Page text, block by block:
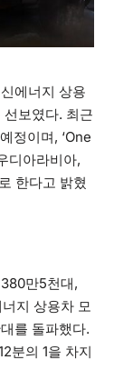
에너지 상용
선보였다. 최근
정이며, ‘One
디아라비아,
한다고 밝혔
만5천대,
지 상용차 모
를 돌파했다.
분의 1을 차지